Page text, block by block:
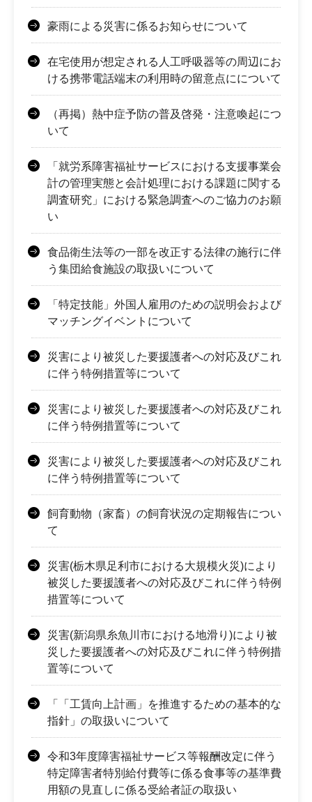
豪雨による災害に係るお知らせについて
在宅使用が想定される人工呼吸器等の周辺にお
ける携帯電話端末の利用時の留意点にについて
（再掲）熱中症予防の普及啓発・注意喚起につ
いて
「就労系障害福祉サービスにおける支援事業会
計の管理実態と会計処理における課題に関する
調査研究」における緊急調査へのご協力のお願
い
食品衛生法等の一部を改正する法律の施行に伴
う集団給食施設の取扱いについて
「特定技能」外国人雇用のための説明会および
マッチングイベントについて
災害により被災した要援護者への対応及びこれ
に伴う特例措置等について
災害により被災した要援護者への対応及びこれ
に伴う特例措置等について
災害により被災した要援護者への対応及びこれ
に伴う特例措置等について
飼育動物（家畜）の飼育状況の定期報告につい
て
災害(栃木県足利市における大規模火災)により
被災した要援護者への対応及びこれに伴う特例
措置等について
災害(新潟県糸魚川市における地滑り)により被
災した要援護者への対応及びこれに伴う特例措
置等について
「「工賃向上計画」を推進するための基本的な
指針」の取扱いについて
令和3年度障害福祉サービス等報酬改定に伴う
特定障害者特別給付費等に係る食事等の基準費
用額の見直しに係る受給者証の取扱い